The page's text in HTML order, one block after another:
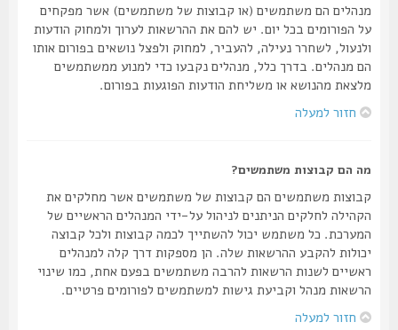
מנהלים הם משתמשים (או קבוצות של משתמשים) אשר מפקחים
על הפורומים בכל יום. יש להם את ההרשאות לערוך ולמחוק הודעות
ולנעול, לשחרר נעילה, להעביר, למחוק ולפצל נושאים בפורום אותו
הם מנהלים. בדרך כלל, מנהלים נקבעו כדי למנוע ממשתמשים
מלצאת מהנושא או משליחת הודעות הפוגעות בפורום.
חזור למעלה
מה הם קבוצות משתמשים?
קבוצות משתמשים הם קבוצות של משתמשים אשר מחלקים את
הקהילה לחלקים הניתנים לניהול על-ידי המנהלים הראשיים של
המערכת. כל משתמש יכול להשתייך לכמה קבוצות ולכל קבוצה
יכולות להקבע ההרשאות שלה. הן מספקות דרך קלה למנהלים
ראשיים לשנות הרשאות להרבה משתמשים בפעם אחת, כמו שינוי
הרשאות מנהל וקביעת גישות למשתמשים לפורומים פרטיים.
חזור למעלה